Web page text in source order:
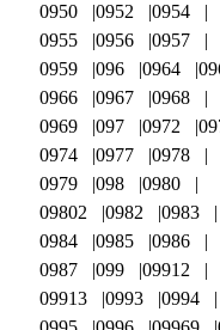
0950
0952
0954
0955
0956
0957
0959
096 0964
0966
0967
0968
0969
097 0972
0974
0977
0978
0979
098
0980
09802
0982
0983
0984
0985
0986
0987
099
09912
09913
0993
0994